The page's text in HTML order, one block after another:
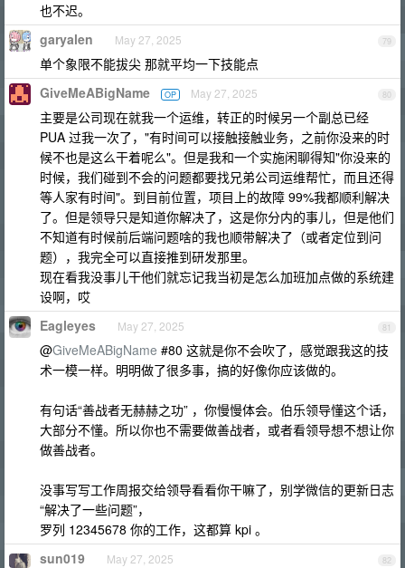
也不迟。
79
garyalen May 27, 2025
单个象限不能拔尖 那就平均一下技能点
80
GiveMeABigName OP May 27, 2025
主要是公司现在就我一个运维，转正的时候另一个副总已经
PUA 过我一次了，"有时间可以接触接触业务，之前你没来的时
候不也是这么干着呢么"。但是我和一个实施闲聊得知"你没来的
时候，我们碰到不会的问题都要找兄弟公司运维帮忙，而且还得
等人家有时间"。到目前位置，项目上的故障 99%我都顺利解决
了。但是领导只是知道你解决了，这是你分内的事儿，但是他们
不知道有时候前后端问题啥的我也顺带解决了（或者定位到问
题），我完全可以直接推到研发那里。
现在看我没事儿干他们就忘记我当初是怎么加班加点做的系统建
设啊，哎
81
Eagleyes May 27, 2025
@GiveMeABigName #80 这就是你不会吹了，感觉跟我这的技
术一模一样。明明做了很多事，搞的好像你应该做的。
有句话“善战者无赫赫之功” ，你慢慢体会。伯乐领导懂这个话，
大部分不懂。所以你也不需要做善战者，或者看领导想不想让你
做善战者。
没事写写工作周报交给领导看看你干嘛了，别学微信的更新日志
“解决了一些问题”，
罗列 12345678 你的工作，这都算 kpi 。
82
sun019 May 27, 2025